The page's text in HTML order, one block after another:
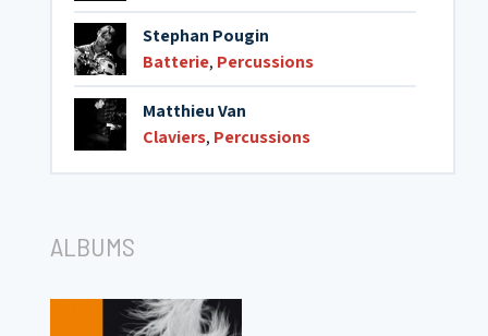
Stephan Pougin
Batterie, Percussions
Matthieu Van
Claviers, Percussions
ALBUMS